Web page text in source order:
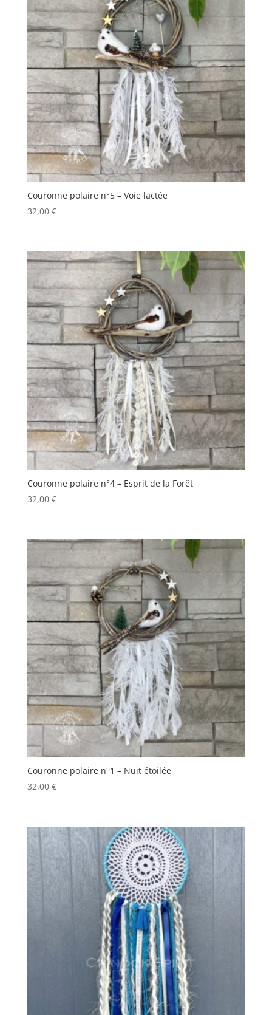
Couronne polaire n°5 – Voie lactée
32,00 €
Couronne polaire n°4 – Esprit de la Forêt
32,00 €
Couronne polaire n°1 – Nuit étoilée
32,00 €